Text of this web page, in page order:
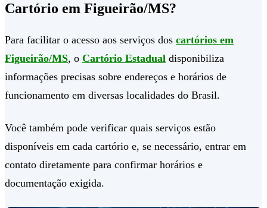
Cartório em Figueirão/MS?
Para facilitar o acesso aos serviços dos cartórios em
Figueirão/MS, o Cartório Estadual disponibiliza
informações precisas sobre endereços e horários de
funcionamento em diversas localidades do Brasil.
Você também pode verificar quais serviços estão
disponíveis em cada cartório e, se necessário, entrar em
contato diretamente para confirmar horários e
documentação exigida.